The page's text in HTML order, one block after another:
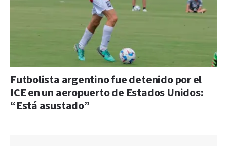
Futbolista argentino fue detenido por el
ICE en un aeropuerto de Estados Unidos:
“Está asustado”